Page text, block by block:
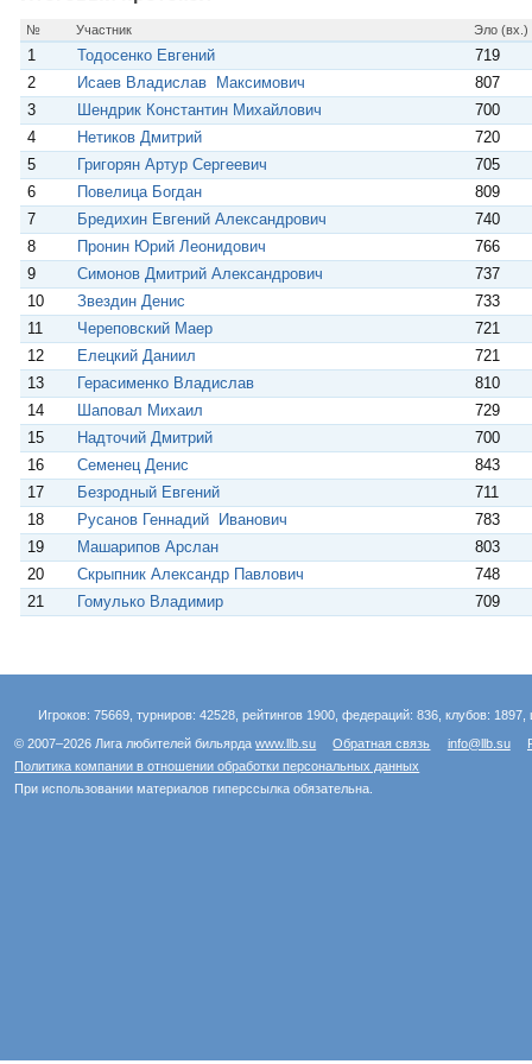
p
m
n
k
i
№ Участник Эло (вх.)
1 Тодосенко Евгений
719
2
Исаев Владислав Максимович
807
3
Шендрик Константин Михайлович
700
4
Нетиков Дмитрий
720
5
Григорян Артур Сергеевич
705
6
Повелица Богдан
809
7
Бредихин Евгений Александрович
740
8
Пронин Юрий Леонидович
766
9
Симонов Дмитрий Александрович
737
10
Звездин Денис
733
11
Череповский Маер
721
12
Елецкий Даниил
721
13
Герасименко Владислав
810
14
Шаповал Михаил
729
15
Надточий Дмитрий
700
16
Семенец Денис
843
17
Безродный Евгений
711
18
Русанов Геннадий Иванович
783
19
Машарипов Арслан
803
20
Скрыпник Александр Павлович
748
21
Гомулько Владимир 709
Игроков: 75669, турниров: 42528, рейтингов 1900, федераций: 836, клубов:
© 2007–2026 Лига любителей бильярдаwww.llb.su Обратная связь info@llb.su
Политика компании в отношении обработки персональных данных
При использовании материалов гиперссылка обязательна.